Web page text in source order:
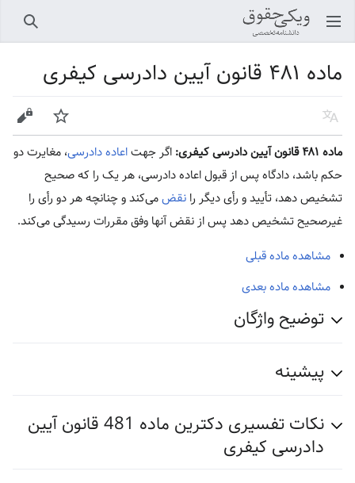
باز کردن منو اصلی جستجو
ماده ۴۸۱ قانون آیین دادرسی کیفری
زبان پیگیری ویرایش
ماده ۴۸۱ قانون آیین دادرسی کیفری: اگر جهتاعاده دادرسی، مغایرت دو
حکم باشد، دادگاه پس از قبول اعاده دادرسی، هر یک را که صحیح
تشخیص دهد، تأیید و رأی دیگر را نقضمی‌کند و چنانچه هر دو رأی را
غیرصحیح تشخیص دهد پس از نقض آنها وفق مقررات رسیدگی می‌کند.
مشاهده ماده قبلی
مشاهده ماده بعدی
توضیح واژگان
پیشینه
نکات تفسیری دکترین ماده 481 قانون آیین
دادرسی کیفری